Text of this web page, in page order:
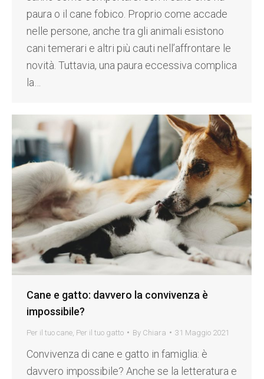
paura o il cane fobico. Proprio come accade
nelle persone, anche tra gli animali esistono
cani temerari e altri più cauti nell’affrontare le
novità. Tuttavia, una paura eccessiva complica
la…
Cane e gatto: davvero la convivenza è
impossibile?
Per il tuo cane Per il tuo gatto By Chiara 31 Maggio 2021
Convivenza di cane e gatto in famiglia: è
davvero impossibile? Anche se la letteratura e